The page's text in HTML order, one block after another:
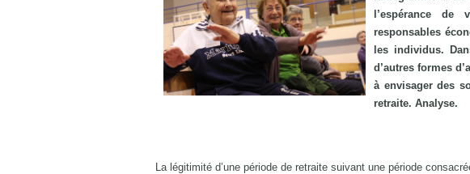
l’espérance
responsables
les individus.
d’autres formes
à envisager des
retraite. Analyse.
La légitimité d’une période de retraite suivant une période